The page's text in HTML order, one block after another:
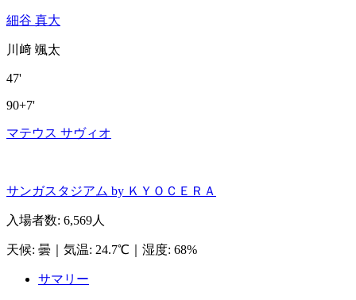
細谷 真大
川﨑 颯太
47'
90+7'
マテウス サヴィオ
サンガスタジアム by ＫＹＯＣＥＲＡ
入場者数: 6,569人
天候: 曇 気温: 24.7℃ 湿度: 68%
サマリー